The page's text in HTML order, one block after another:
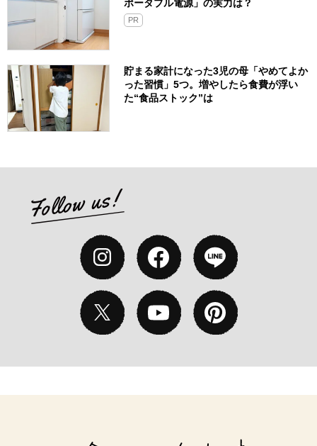
ポータブル電源」の実力は？​
PR
貯まる家計になった3児の母「やめてよか
った習慣」5つ。増やしたら食費が浮い
た“食品ストック”は